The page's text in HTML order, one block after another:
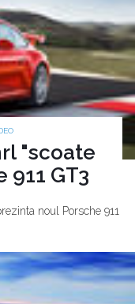
"scoate
GT3
noul Porsche 911